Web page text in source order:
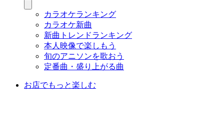
カラオケランキング
カラオケ新曲
新曲トレンドランキング
本人映像で楽しもう
旬のアニソンを歌おう
定番曲・盛り上がる曲
お店でもっと楽しむ